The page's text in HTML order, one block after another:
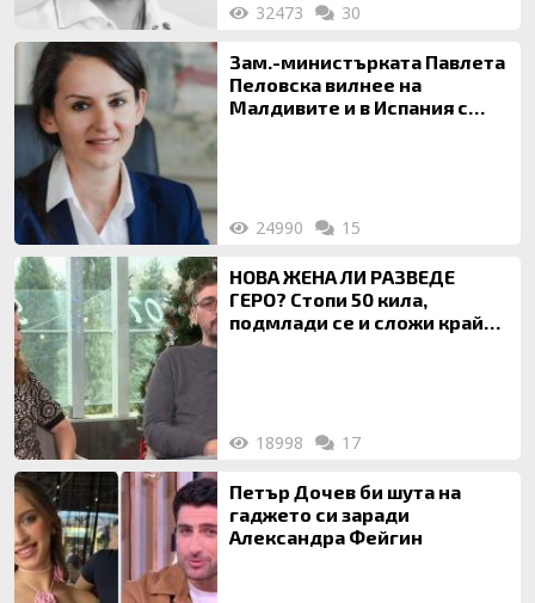
32473 30
Зам.-министърката Павлета
Пеловска вилнее на
Малдивите и в Испания с
24990 15
НОВА ЖЕНА ЛИ РАЗВЕДЕ
ГЕРО? Стопи 50 кила,
подмлади се и сложи край
18998 17
Петър Дочев би шута на
гаджето си заради
Александра Фейгин